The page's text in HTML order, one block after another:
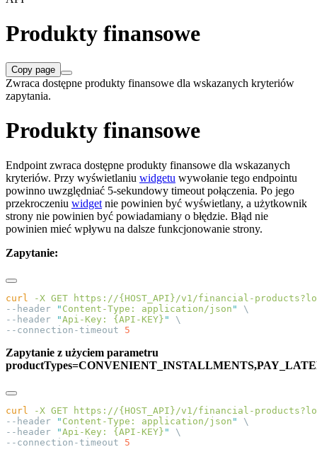
Produkty finansowe
Copy page
Zwraca dostępne produkty finansowe dla wskazanych kryteriów
zapytania.
Produkty finansowe
Endpoint zwraca dostępne produkty finansowe dla wskazanych
kryteriów. Przy wyświetlaniu widgetu wywołanie tego endpointu
powinno uwzględniać 5-sekundowy timeout połączenia. Po jego
przekroczeniu widget nie powinien być wyświetlany, a użytkownik
strony nie powinien być powiadamiany o błędzie. Błąd nie
powinien mieć wpływu na dalsze funkcjonowanie strony.
Zapytanie:
curl -X GET https://{HOST_API}/v1/financial-
--header
" Content-Type: application/json "
--header
"Api-Key: {API-KEY} "
--connection-timeout
Zapytanie z użyciem parametru
curl -X GET https://{HOST_API}/v1/financial-
--header
" Content-Type: application/json "
--header
"Api-Key: {API-KEY} "
--connection-timeout